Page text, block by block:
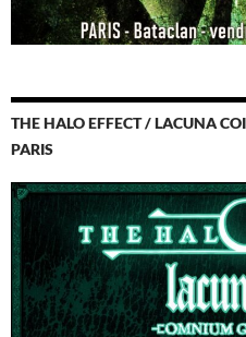
THE HALO EFFECT / LACUNA
PARIS